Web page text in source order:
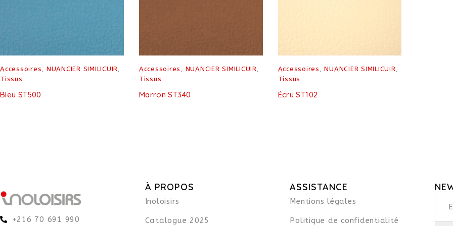
Accessoires, NUANCIER SIMILICUIR,
Tissus
Bleu ST500
Accessoires , NUANCIER SIMILICUIR,
Tissus
Marron ST340
Accessoires ,NUANCIER SIMILICUIR,
Tissus
Écru ST102
+216 70 691 990
À PROPOS
Inoloisirs
Catalogue 2025
ASSISTANCE
Mentions légales
Politique de confidentialité